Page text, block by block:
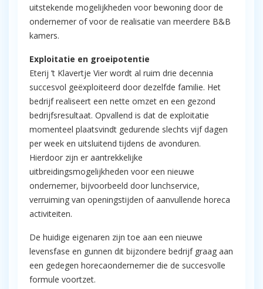
uitstekende mogelijkheden voor bewoning door de
ondernemer of voor de realisatie van meerdere B&B
kamers.
Exploitatie en groeipotentie
Eterij ’t Klavertje Vier wordt al ruim drie decennia
succesvol geëxploiteerd door dezelfde familie. Het
bedrijf realiseert een nette omzet en een gezond
bedrijfsresultaat. Opvallend is dat de exploitatie
momenteel plaatsvindt gedurende slechts vijf dagen
per week en uitsluitend tijdens de avonduren.
Hierdoor zijn er aantrekkelijke
uitbreidingsmogelijkheden voor een nieuwe
ondernemer, bijvoorbeeld door lunchservice,
verruiming van openingstijden of aanvullende horeca
activiteiten.
De huidige eigenaren zijn toe aan een nieuwe
levensfase en gunnen dit bijzondere bedrijf graag aan
een gedegen horecaondernemer die de succesvolle
formule voortzet.